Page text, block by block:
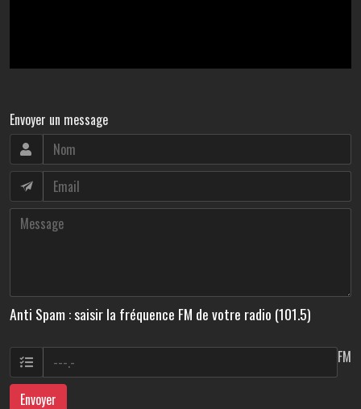
Envoyer un message
Anti Spam : saisir la fréquence FM de votre radio (101.5)
FM
Envoyer